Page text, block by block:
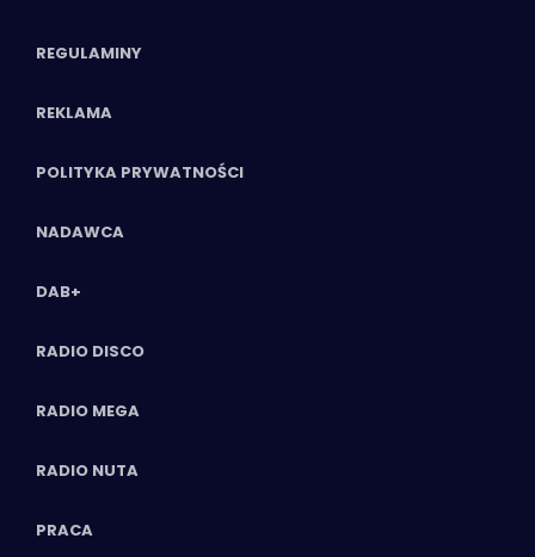
REGULAMINY
REKLAMA
POLITYKA PRYWATNOŚCI
NADAWCA
DAB+
RADIO DISCO
RADIO MEGA
RADIO NUTA
PRACA